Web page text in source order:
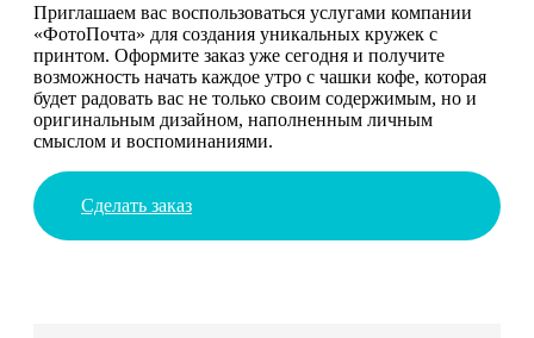
Приглашаем вас воспользоваться услугами компании
«ФотоПочта» для создания уникальных кружек с
принтом. Оформите заказ уже сегодня и получите
возможность начать каждое утро с чашки кофе, которая
будет радовать вас не только своим содержимым, но и
оригинальным дизайном, наполненным личным
смыслом и воспоминаниями.
Сделать заказ